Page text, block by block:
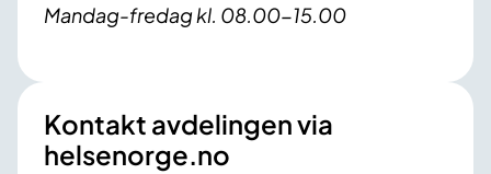
Mandag-fredag kl. 08.00-15.00
Kontakt avdelingen via
helsenorge.no